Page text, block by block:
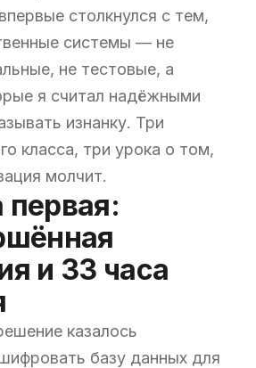
столкнулся с тем,
системы — не
не тестовые, а
я считал надёжными
изнанку. Три
класса, три урока о том,
молчит.
и 33 часа
казалось
базу данных для